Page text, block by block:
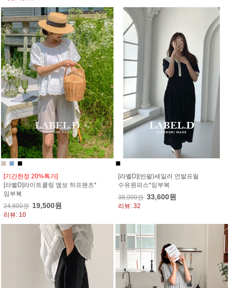
[기간한정 20%특가]
[라벨D]라이트쿨링 엠보 하프팬츠*
임부복
24,800원 19,500원
리뷰: 10
[라벨D](반팔)세일러 언발프릴
수유원피스*임부복
38,900원 33,600원
리뷰: 32